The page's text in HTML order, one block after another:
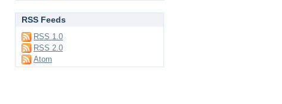
RSS Feeds
RSS 1.0
RSS 2.0
Atom